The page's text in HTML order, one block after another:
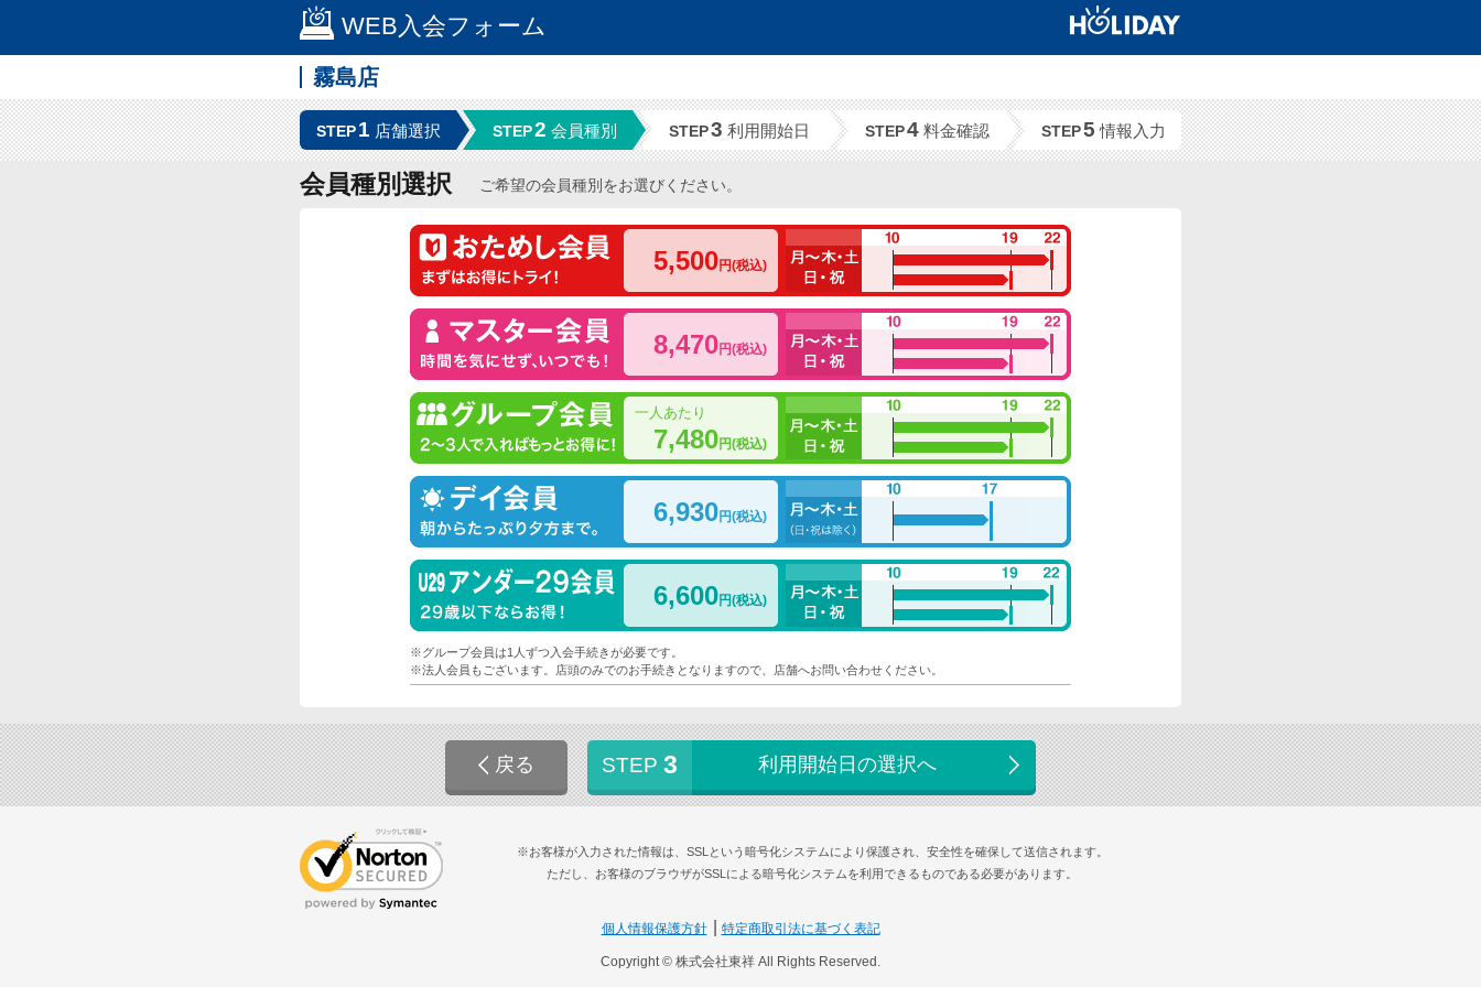
WEB入会フォーム
霧島店
STEP1 店舗選択 STEP2 会員種別 STEP3 利用開始日 STEP4 料金確認 STEP5 情報入力
会員種別選択 ご希望の会員種別をお選びください。
5,500円(税込)
8,470円(税込)
一人あたり
7,480円(税込)
6,930円(税込)
6,600円(税込)
※グループ会員は1人ずつ入会手続きが必要です。
※法人会員もございます。店頭のみでのお手続きとなりますので、店舗へお問い合わせください。
戻る STEP 3 利用開始日の選択へ
※お客様が入力された情報は、SSLという暗号化システムにより保護され、安全性を確保して送信されます。
ただし、お客様のブラウザがSSLによる暗号化システムを利用できるものである必要があります。
個人情報保護方針 特定商取引法に基づく表記
Copyright © 株式会社東祥 All Rights Reserved.